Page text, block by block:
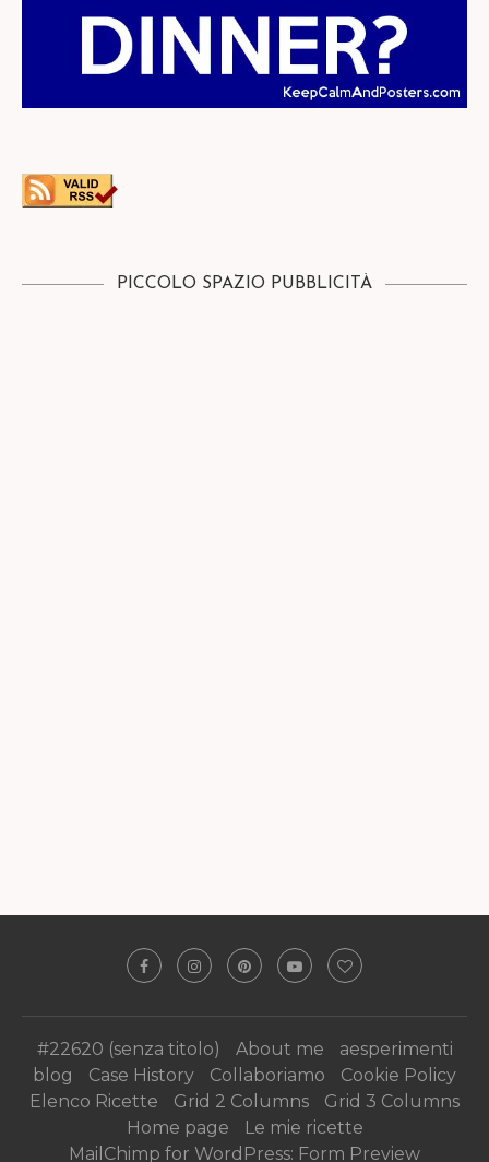
PICCOLO SPAZIO PUBBLICITÀ
#22620 (senza titolo) About me
aesperimenti
blog
Case History Collaboriamo
Cookie Policy
Elenco Ricette
Grid 2 Columns
Grid 3 Columns
Home page
Le mie ricette
MailChimp for WordPress: Form Preview